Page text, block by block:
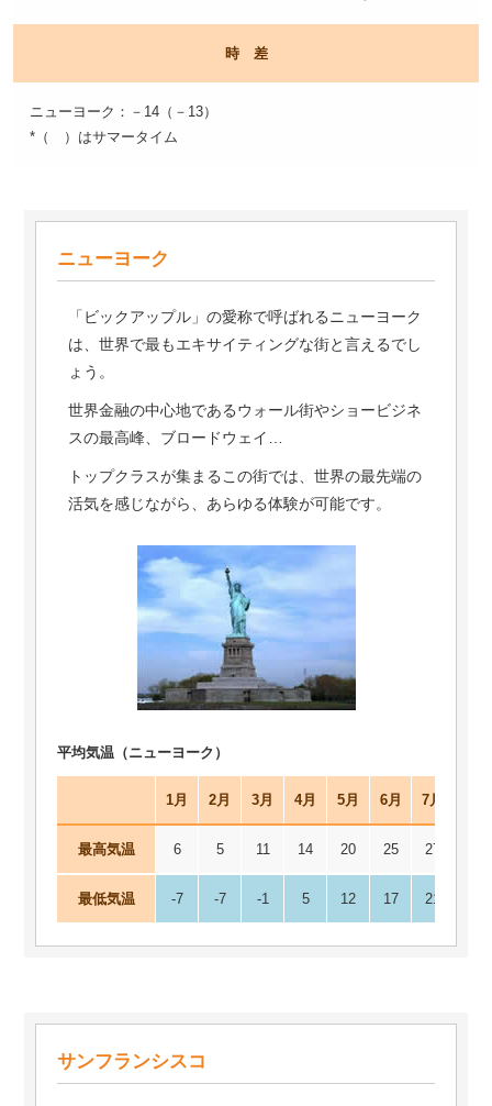
時 差
ニューヨーク：－14（－13）
*（ ）はサマータイム
ニューヨーク
「ビックアップル」の愛称で呼ばれるニューヨーク
は、世界で最もエキサイティングな街と言えるでし
ょう。
世界金融の中心地であるウォール街やショービジネ
スの最高峰、ブロードウェイ…
トップクラスが集まるこの街では、世界の最先端の
活気を感じながら、あらゆる体験が可能です。
平均気温（ニューヨーク）
1月 2月 3月 4月 5月 6月 7月
最高気温 6 5 11 14 20 25 27
最低気温 -7 -7 -1 5 12 17 21
サンフランシスコ